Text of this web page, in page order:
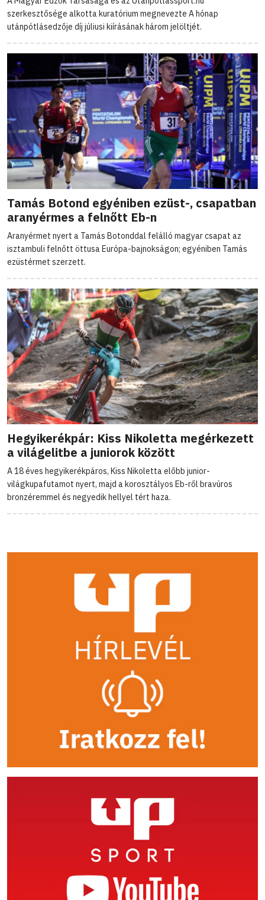
szerkesztősége alkotta kuratórium megnevezte A hónap
utánpótlásedzője díj júliusi kiírásának három jelöltjét.
Tamás Botond egyéniben ezüst-, csapatban
aranyérmes a felnőtt Eb-n
Aranyérmet nyert a Tamás Botonddal felálló magyar csapat az
isztambuli felnőtt öttusa Európa-bajnokságon; egyéniben Tamás
ezüstérmet szerzett.
Hegyikerékpár: Kiss Nikoletta megérkezett
a világelitbe a juniorok között
A 18 éves hegyikerékpáros, Kiss Nikoletta előbb junior-
világkupafutamot nyert, majd a korosztályos Eb-ről bravúros
bronzéremmel és negyedik hellyel tért haza.